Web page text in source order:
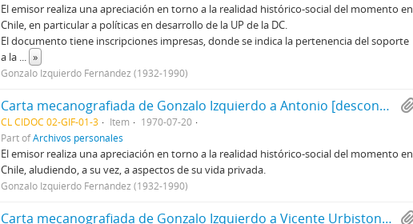
El emisor realiza una apreciación en torno a la realidad histórico-social del momento en
Chile, en particular a políticas en desarrollo de la UP de la DC.
El documento tiene inscripciones impresas, donde se indica la pertenencia del soporte
a la ... »
Gonzalo Izquierdo Fernández (1932-1990)
Carta mecanografiada de Gonzalo Izquierdo a Antonio [desconocido] con motivo de entregar un análisis de la situación social, histórica y política en Chile
CL CIDOC 02-GIF-01-3 Item
1970-07-20
Part ofArchivos personales
El emisor realiza una apreciación en torno a la realidad histórico-social del momento en
Chile, aludiendo, a su vez, a aspectos de su vida privada.
Gonzalo Izquierdo Fernández (1932-1990)
Carta mecanografiada de Gonzalo Izquierdo a Vicente Urbistondo con motivo de entregar un análisis de la situación social, histórica y política en Chile